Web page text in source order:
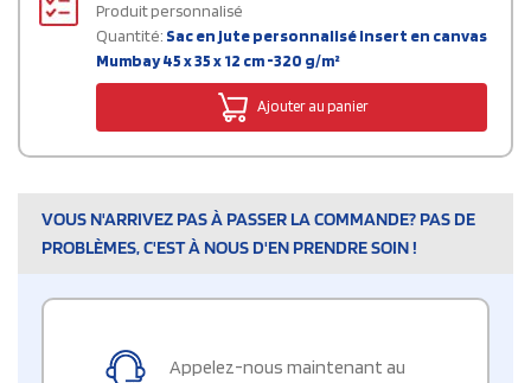
Produit personnalisé
Quantité: Sac en jute personnalisé insert en canvas
Mumbay 45 x 35 x 12 cm -320 g/m²
Ajouter au panier
VOUS N'ARRIVEZ PAS À PASSER LA COMMANDE? PAS DE
PROBLÈMES, C'EST À NOUS D'EN PRENDRE SOIN !
Appelez-nous maintenant au